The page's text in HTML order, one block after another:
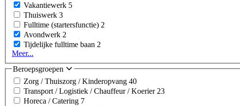
Vakantiewerk 5
Thuiswerk 3
Fulltime (startersfunctie) 2
Avondwerk 2
Tijdelijke fulltime baan 2
Meer...
Beroepsgroepen
Zorg / Thuiszorg / Kinderopvang 40
Transport / Logistiek / Chauffeur / Koerier23
Horeca / Catering 7